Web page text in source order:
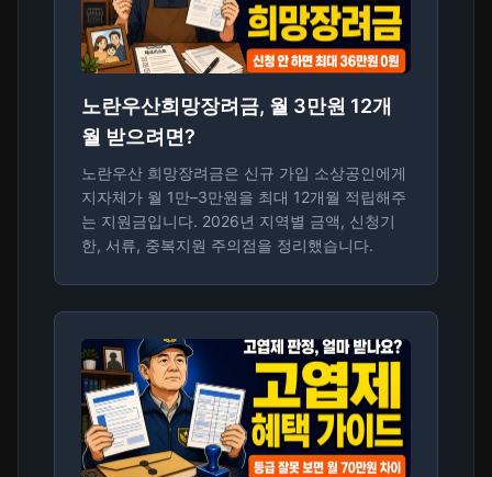
노란우산희망장려금, 월 3만원 12개
월 받으려면?
노란우산 희망장려금은 신규 가입 소상공인에게
지자체가 월 1만–3만원을 최대 12개월 적립해주
는 지원금입니다. 2026년 지역별 금액, 신청기
한, 서류, 중복지원 주의점을 정리했습니다.